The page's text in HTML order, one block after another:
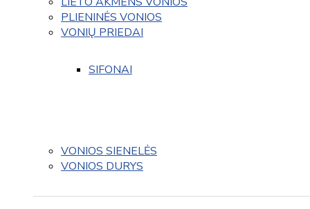
PLIENINĖS VONIOS
VONIŲ PRIEDAI
SIFONAI
VONIOS SIENELĖS
VONIOS DURYS